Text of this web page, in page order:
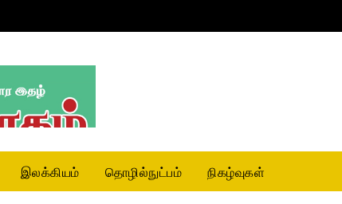
இலக்கியம் தொழில்நுட்பம் நிகழ்வுகள்